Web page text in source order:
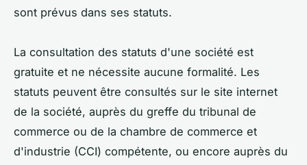
sont prévus dans ses statuts.
La consultation des statuts d'une société est
gratuite et ne nécessite aucune formalité. Les
statuts peuvent être consultés sur le site internet
de la société, auprès du greffe du tribunal de
commerce ou de la chambre de commerce et
d'industrie (CCI) compétente, ou encore auprès du